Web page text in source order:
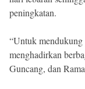
peningkatan.
“Untuk
menghadirkan
Guncang, dan